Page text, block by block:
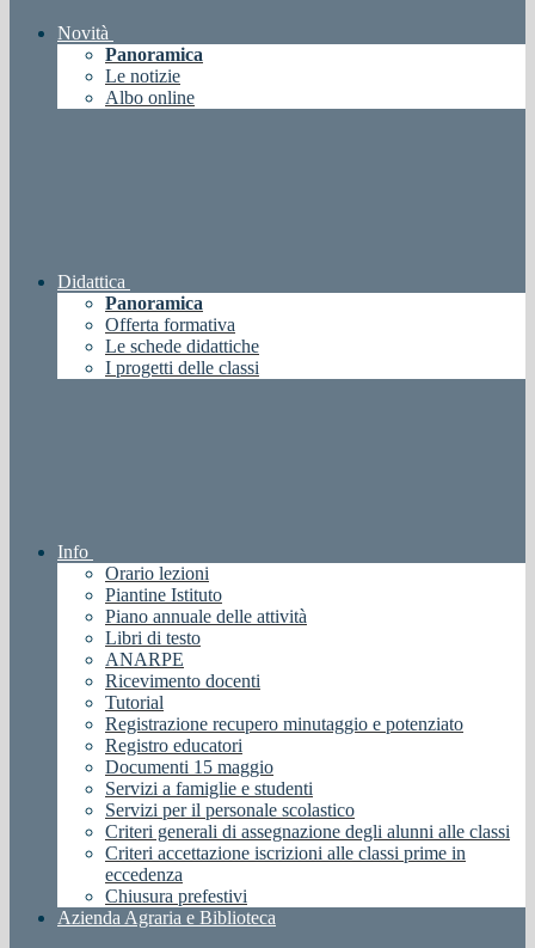
Novità
Panoramica
Le notizie
Albo online
Didattica
Panoramica
Offerta formativa
Le schede didattiche
I progetti delle classi
Info
Orario lezioni
Piantine Istituto
Piano annuale delle attività
Libri di testo
ANARPE
Ricevimento docenti
Tutorial
Registrazione recupero minutaggio e potenziato
Registro educatori
Documenti 15 maggio
Servizi a famiglie e studenti
Servizi per il personale scolastico
Criteri generali di assegnazione degli alunni alle classi
Criteri accettazione iscrizioni alle classi prime in
eccedenza
Chiusura prefestivi
Azienda Agraria e Biblioteca